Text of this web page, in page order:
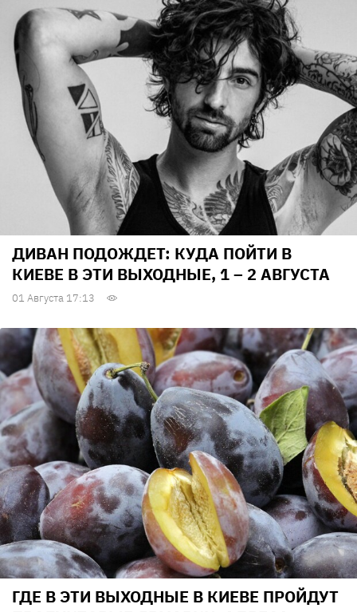
ДИВАН ПОДОЖДЕТ: КУДА ПОЙТИ В
КИЕВЕ В ЭТИ ВЫХОДНЫЕ, 1 – 2 АВГУСТА
01 Августа 17:13
ГДЕ В ЭТИ ВЫХОДНЫЕ В КИЕВЕ ПРОЙДУТ